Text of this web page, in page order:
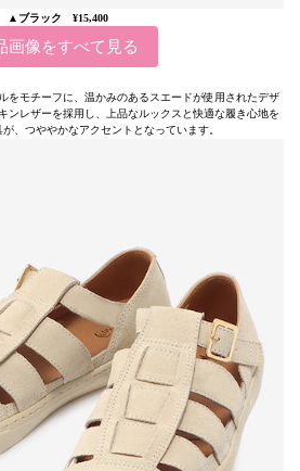
▲ブラック ¥15,400
画像をすべて見る
をモチーフに、温かみのあるスエードが使用されたデザ
ンレザーを採用し、上品なルックスと快適な履き心地を
、つややかなアクセントとなっています。